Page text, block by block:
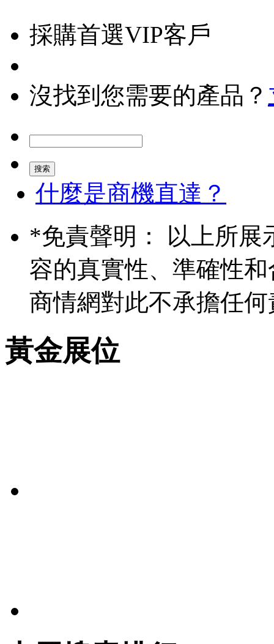
採購首選VIP客戶
沒找到您需要的產品？
什麼是商機直達？
*免責聲明： 以上所展
容的真實性、準確性
商情網對此不承擔任何
黃金展位